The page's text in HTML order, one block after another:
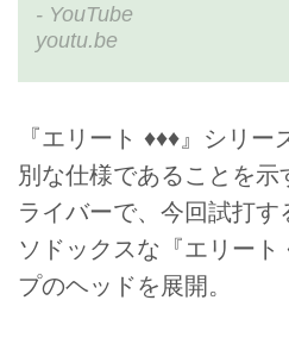
- YouTube
youtu.be
『エリート ♦♦♦』シリ
別な仕様であることを示
ライバーで、今回試打
ソドックスな『エリート
プのヘッドを展開。